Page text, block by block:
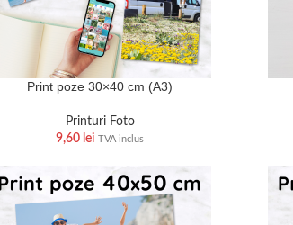
Print poze 30×40 cm (A3)
Printuri Foto
9,60 lei TVA inclus